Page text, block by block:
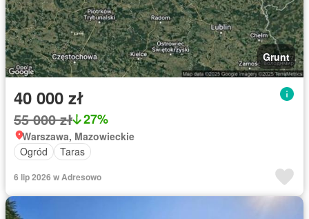
Grunt
40 000 zł
55 000 zł 27%
Warszawa, Mazowieckie
Ogród
Taras
6 lip 2026 w Adresowo